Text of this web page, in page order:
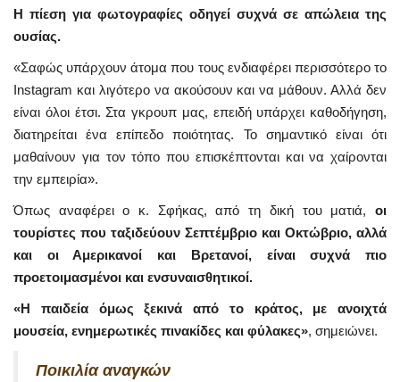
Η πίεση για φωτογραφίες οδηγεί συχνά σε απώλεια της
ουσίας.
«Σαφώς υπάρχουν άτομα που τους ενδιαφέρει περισσότερο το
Instagram και λιγότερο να ακούσουν και να μάθουν. Αλλά δεν
είναι όλοι έτσι. Στα γκρουπ μας, επειδή υπάρχει καθοδήγηση,
διατηρείται ένα επίπεδο ποιότητας. Το σημαντικό είναι ότι
μαθαίνουν για τον τόπο που επισκέπτονται και να χαίρονται
την εμπειρία».
Όπως αναφέρει ο κ. Σφήκας, από τη δική του ματιά, οι
τουρίστες που ταξιδεύουν Σεπτέμβριο και Οκτώβριο, αλλά
και οι Αμερικανοί και Βρετανοί, είναι συχνά πιο
προετοιμασμένοι και ενσυναισθητικοί.
«Η παιδεία όμως ξεκινά από το κράτος, με ανοιχτά
μουσεία, ενημερωτικές πινακίδες και φύλακες», σημειώνει.
Ποικιλία αναγκών